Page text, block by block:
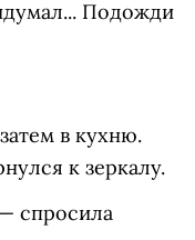
Подожди
в кухню.
к зеркалу.
спросила